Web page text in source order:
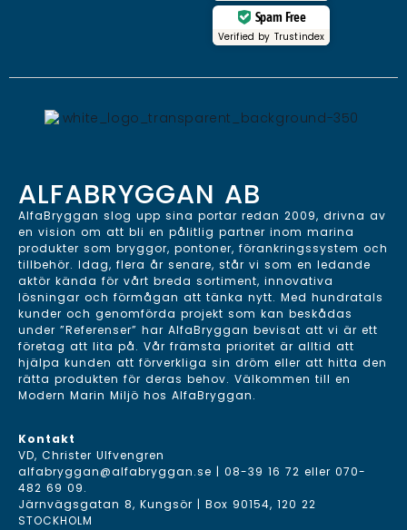
Spam Free
Verified by Trustindex
ALFABRYGGAN AB
AlfaBryggan slog upp sina portar redan 2009, drivna av
en vision om att bli en pålitlig partner inom marina
produkter som bryggor, pontoner, förankringssystem och
tillbehör. Idag, flera år senare, står vi som en ledande
aktör kända för vårt breda sortiment, innovativa
lösningar och förmågan att tänka nytt. Med hundratals
kunder och genomförda projekt som kan beskådas
under ”Referenser” har AlfaBryggan bevisat att vi är ett
företag att lita på. Vår främsta prioritet är alltid att
hjälpa kunden att förverkliga sin dröm eller att hitta den
rätta produkten för deras behov. Välkommen till en
Modern Marin Miljö hos AlfaBryggan.
Kontakt
VD, Christer Ulfvengren
alfabryggan@alfabryggan.se | 08-39 16 72 eller 070-
482 69 09.
Järnvägsgatan 8, Kungsör | Box 90154, 120 22
STOCKHOLM